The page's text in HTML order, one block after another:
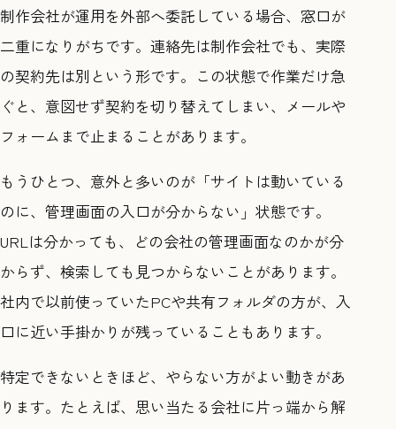
制作会社が運用を外部へ委託している場合、窓口が
二重になりがちです。連絡先は制作会社でも、実際
の契約先は別という形です。この状態で作業だけ急
ぐと、意図せず契約を切り替えてしまい、メールや
フォームまで止まることがあります。
もうひとつ、意外と多いのが「サイトは動いている
のに、管理画面の入口が分からない」状態です。
URLは分かっても、どの会社の管理画面なのかが分
からず、検索しても見つからないことがあります。
社内で以前使っていたPCや共有フォルダの方が、入
口に近い手掛かりが残っていることもあります。
特定できないときほど、やらない方がよい動きがあ
ります。たとえば、思い当たる会社に片っ端から解